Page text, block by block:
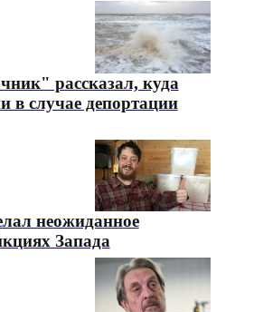
рассказал, куда
в случае депортации
неожиданное
Запада